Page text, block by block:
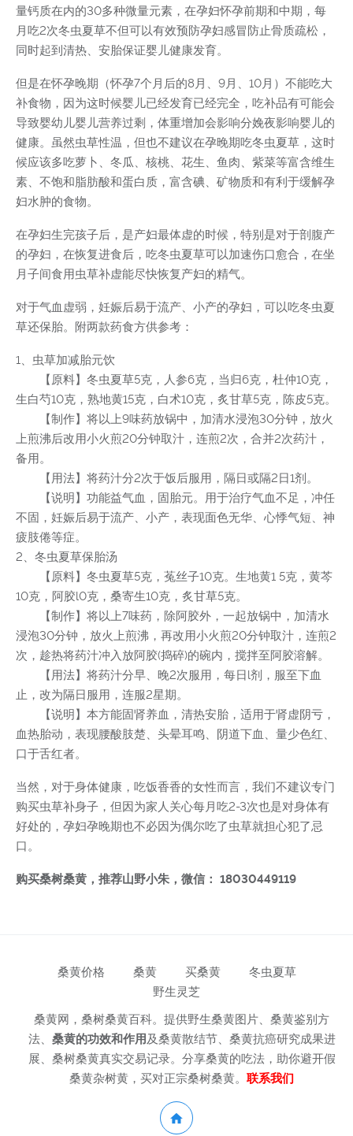
量钙质在内的30多种微量元素，在孕妇怀孕前期和中期，每
月吃2次冬虫夏草不但可以有效预防孕妇感冒防止骨质疏松，
同时起到清热、安胎保证婴儿健康发育。
但是在怀孕晚期（怀孕7个月后的8月、9月、10月）不能吃大
补食物，因为这时候婴儿已经发育已经完全，吃补品有可能会
导致婴幼儿婴儿营养过剩，体重增加会影响分娩夜影响婴儿的
健康。虽然虫草性温，但也不建议在孕晚期吃冬虫夏草，这时
候应该多吃萝卜、冬瓜、核桃、花生、鱼肉、紫菜等富含维生
素、不饱和脂肪酸和蛋白质，富含碘、矿物质和有利于缓解孕
妇水肿的食物。
在孕妇生完孩子后，是产妇最体虚的时候，特别是对于剖腹产
的孕妇，在恢复进食后，吃冬虫夏草可以加速伤口愈合，在坐
月子间食用虫草补虚能尽快恢复产妇的精气。
对于气血虚弱，妊娠后易于流产、小产的孕妇，可以吃冬虫夏
草还保胎。附两款药食方供参考：
1、虫草加减胎元饮
【原料】冬虫夏草5克，人参6克，当归6克，杜仲10克，
生白芍10克，熟地黄15克，白术10克，炙甘草5克，陈皮5克。
【制作】将以上9味药放锅中，加清水浸泡30分钟，放火
上煎沸后改用小火煎20分钟取汁，连煎2次，合并2次药汁，
备用。
【用法】将药汁分2次于饭后服用，隔日或隔2日1剂。
【说明】功能益气血，固胎元。用于治疗气血不足，冲任
不固，妊娠后易于流产、小产，表现面色无华、心悸气短、神
疲肢倦等症。
2、冬虫夏草保胎汤
【原料】冬虫夏草5克，菟丝子10克。生地黄1 5克，黄芩
10克，阿胶l0克，桑寄生10克，炙甘草5克。
【制作】将以上7味药，除阿胶外，一起放锅中，加清水
浸泡30分钟，放火上煎沸，再改用小火煎20分钟取汁，连煎2
次，趁热将药汁冲入放阿胶(捣碎)的碗内，搅拌至阿胶溶解。
【用法】将药汁分早、晚2次服用，每日l剂，服至下血
止，改为隔日服用，连服2星期。
【说明】本方能固肾养血，清热安胎，适用于肾虚阴亏，
血热胎动，表现腰酸肢楚、头晕耳鸣、阴道下血、量少色红、
口于舌红者。
当然，对于身体健康，吃饭香香的女性而言，我们不建议专门
购买虫草补身子，但因为家人关心每月吃2-3次也是对身体有
好处的，孕妇孕晚期也不必因为偶尔吃了虫草就担心犯了忌
口。
购买桑树桑黄，推荐山野小朱，微信： 18030449119
桑黄价格 桑黄 买桑黄
冬虫夏草
野生灵芝
桑黄网，桑树桑黄百科。提供野生桑黄图片、桑黄鉴别方
法、 桑黄的功效和作用及桑黄散结节、桑黄抗癌研究成果进
展、桑树桑黄真实交易记录。分享桑黄的吃法，助你避开假
桑黄杂树黄，买对正宗桑树桑黄。 联系我们